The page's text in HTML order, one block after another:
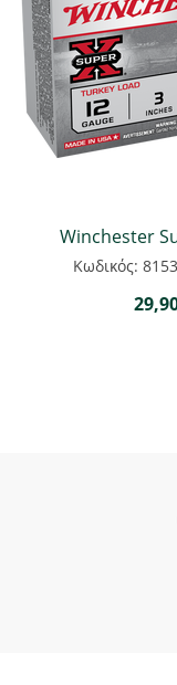
Winchester
Κωδικός: